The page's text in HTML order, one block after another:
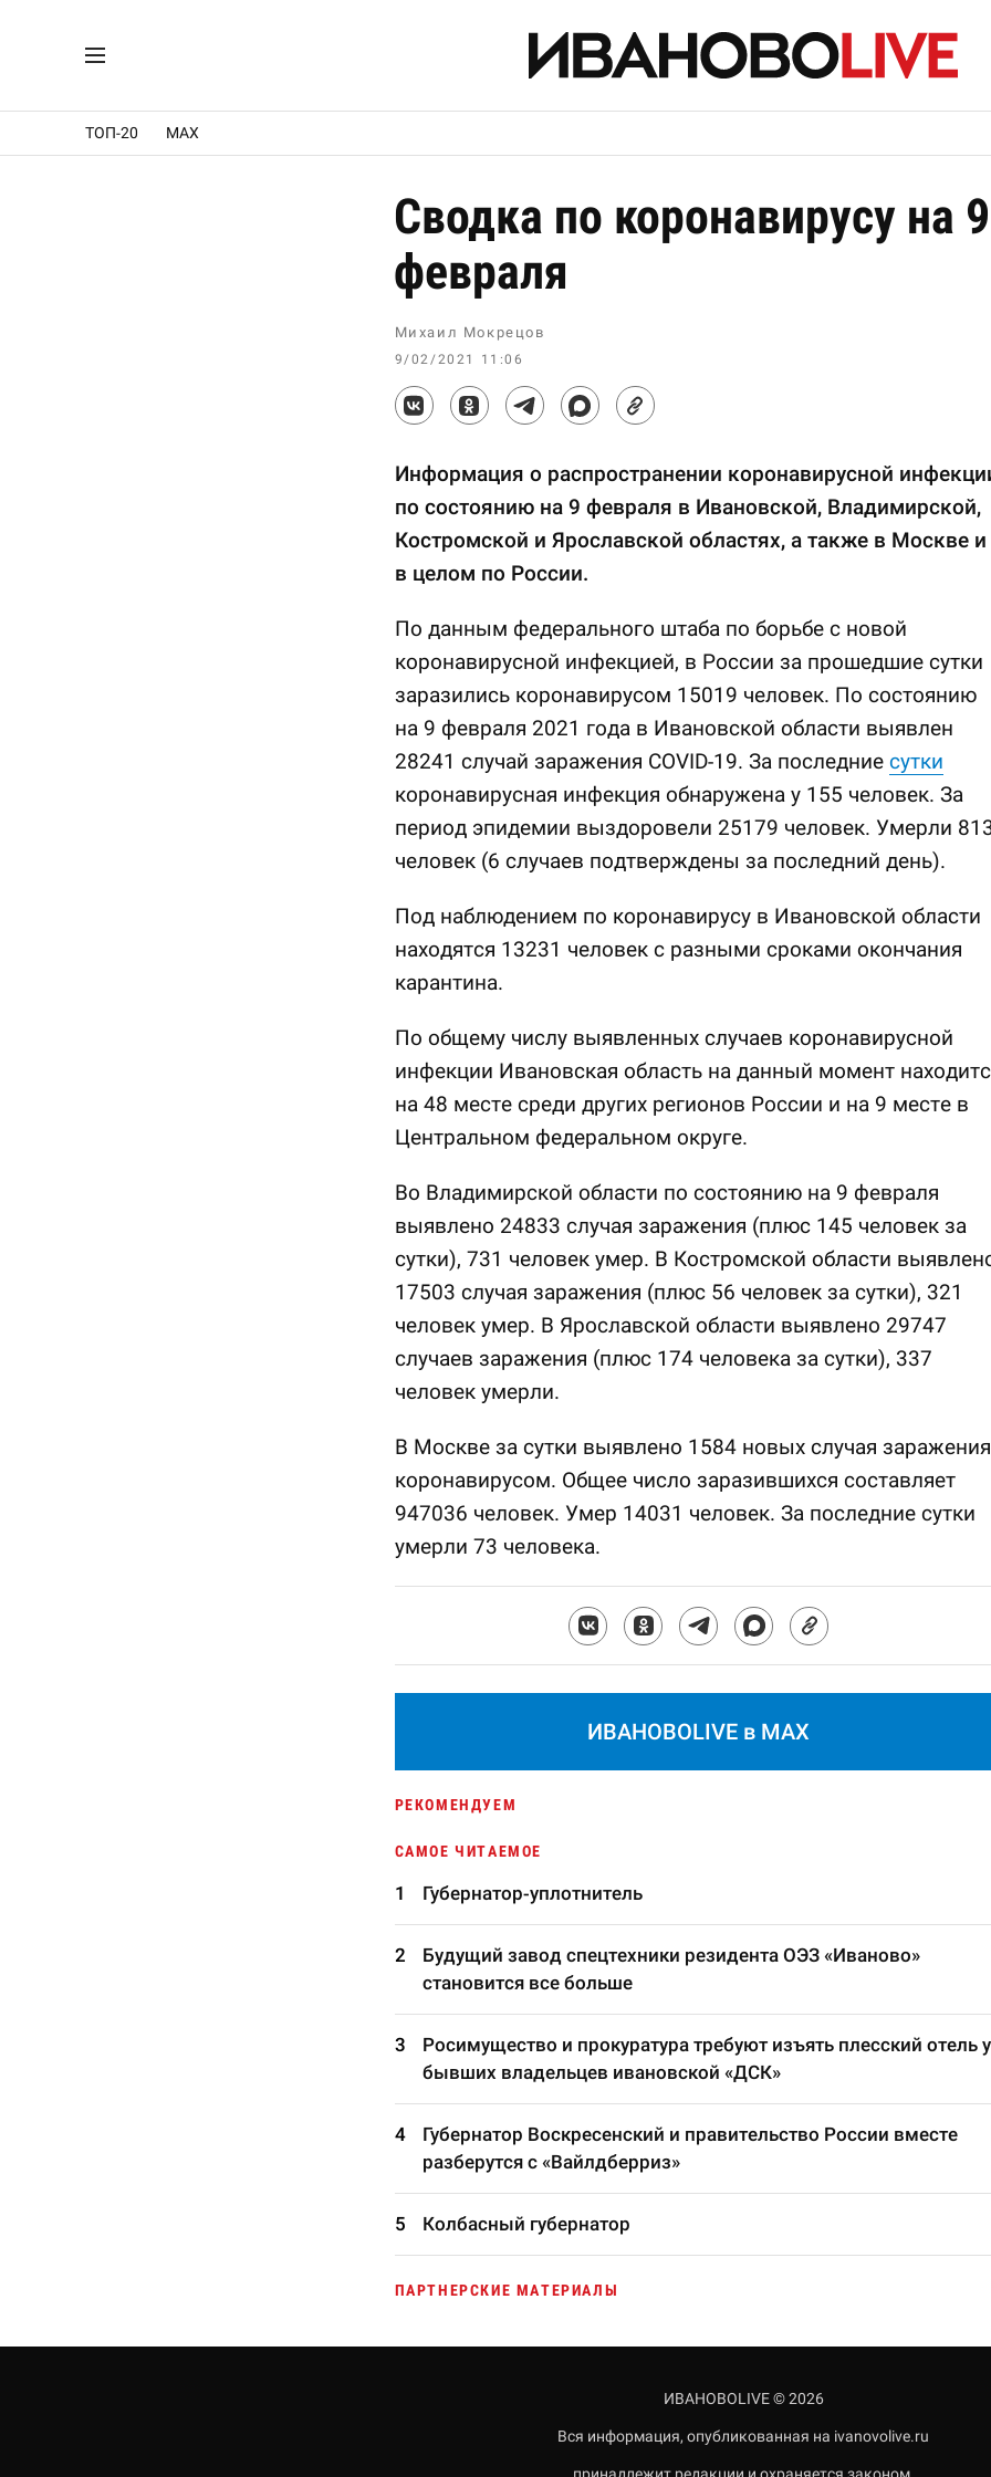
ТОП-20 MAX
Сводка по коронавирусу на 9
февраля
Михаил Мокрецов
9/02/2021 11:06
Информация о распространении коронавирусной
по состоянию на 9 февраля в Ивановской, Владимирской,
Костромской и Ярославской областях, а также в Москве и
в целом по России.
По данным федерального штаба по борьбе с новой
коронавирусной инфекцией, в России за прошедшие сутки
заразились коронавирусом 15019 человек. По состоянию
на 9 февраля 2021 года в Ивановской области выявлен
28241 случай заражения COVID-19. За последние сутки
коронавирусная инфекция обнаружена у 155 человек. За
период эпидемии выздоровели 25179 человек. Умерли
человек (6 случаев подтверждены за последний день).
Под наблюдением по коронавирусу в Ивановской области
находятся 13231 человек с разными сроками окончания
карантина.
По общему числу выявленных случаев коронавирусной
инфекции Ивановская область на данный момент
на 48 месте среди других регионов России и на 9 месте в
Центральном федеральном округе.
Во Владимирской области по состоянию на 9 февраля
выявлено 24833 случая заражения (плюс 145 человек за
сутки), 731 человек умер. В Костромской области
17503 случая заражения (плюс 56 человек за сутки), 321
человек умер. В Ярославской области выявлено 29747
случаев заражения (плюс 174 человека за сутки), 337
человек умерли.
В Москве за сутки выявлено 1584 новых случая заражения
коронавирусом. Общее число заразившихся составляет
947036 человек. Умер 14031 человек. За последние сутки
умерли 73 человека.
ИВАНОВОLIVE в MAX
РЕКОМЕНДУЕМ
САМОЕ ЧИТАЕМОЕ
Губернатор-уплотнитель
Будущий завод спецтехники резидента ОЭЗ «Иваново»
становится все больше
Росимущество и прокуратура требуют изъять плесский отель у
бывших владельцев ивановской «ДСК»
Губернатор Воскресенский и правительство России вместе
разберутся с «Вайлдберриз»
Колбасный губернатор
ПАРТНЕРСКИЕ МАТЕРИАЛЫ
ИВАНОВОLIVE © 2026
Вся информация, опубликованная на ivanovolive.ru